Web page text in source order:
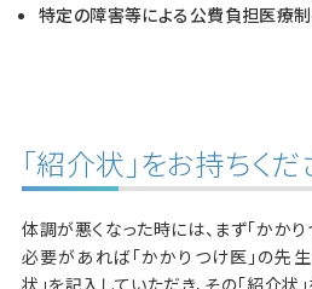
特定の障害等による公費負担医療
「紹介状」をお持ちくだ
体調が悪くなった時には、まず「かかり
必要があれば「かかりつけ医」の先